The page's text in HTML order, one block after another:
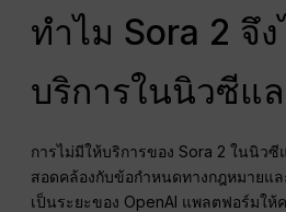
ทำไม Sora 2 จึ
บริการในนิวซีแ
การไม่มีให้บริการของ Sora 2 ในนิว
สอดคล้องกับข้อกำหนดทางกฎหมายแ
เป็นระยะของ OpenAI แพลตฟอร์มใ